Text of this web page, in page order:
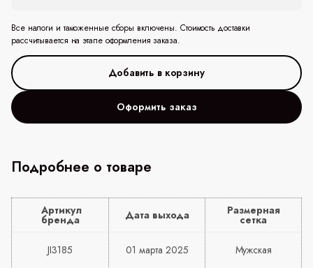
Все налоги и таможенные сборы включены. Стоимость доставки
рассчитывается на этапе оформления заказа.
Оформить заказ
Подробнее о товаре
Артикул
бренда Дата выхода Размерная
сетка
JI3185 01 марта 2025 Мужская